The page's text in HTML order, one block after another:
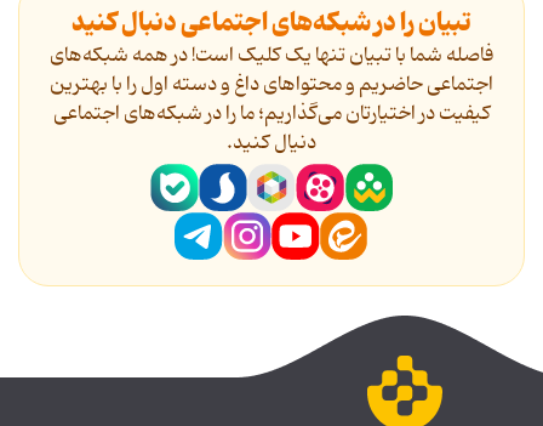
تبیان را در شبکه‌های اجتماعی دنبال کنید
فاصله شما با تبیان تنها یک کلیک است! در همه شبکه‌های
اجتماعی حاضریم و محتواهای داغ و دسته اول را با بهترین
کیفیت در اختیارتان می‌گذاریم؛ ما را در شبکه‌های اجتماعی
دنیال کنید.